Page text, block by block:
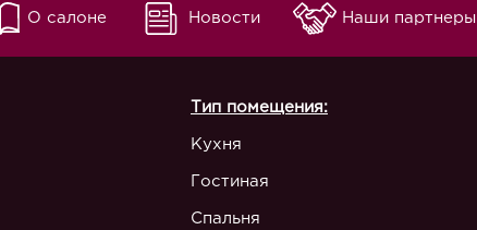
О салоне Новости Наши партнеры
Тип помещения:
Кухня
Гостиная
Спальня